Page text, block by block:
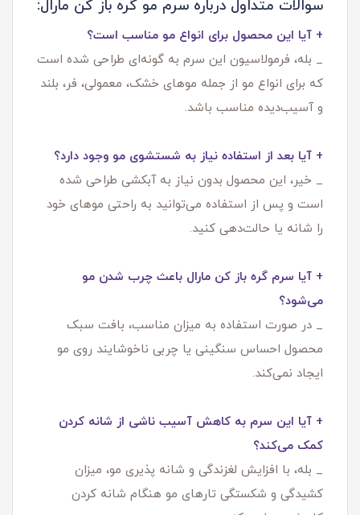
سوالات متداول درباره سرم مو گره باز کن مارال:
+ آیا این محصول برای انواع مو مناسب است؟
_ بله، فرمولاسیون این سرم به گونه‌ای طراحی شده است
که برای انواع مو از جمله موهای خشک، معمولی، فر، بلند
و آسیب‌دیده مناسب باشد.
+ آیا بعد از استفاده نیاز به شستشوی مو وجود دارد؟
_ خیر، این محصول بدون نیاز به آبکشی طراحی شده
است و پس از استفاده می‌توانید به راحتی موهای خود
را شانه یا حالت‌دهی کنید.
+ آیا سرم گره باز کن مارال باعث چرب شدن مو
می‌شود؟
_ در صورت استفاده به میزان مناسب، بافت سبک
محصول احساس سنگینی یا چربی ناخوشایند روی مو
ایجاد نمی‌کند.
+ آیا این سرم به کاهش آسیب ناشی از شانه کردن
کمک می‌کند؟
_ بله، با افزایش لغزندگی و شانه‌ پذیری مو، میزان
کشیدگی و شکستگی تارهای مو هنگام شانه کردن